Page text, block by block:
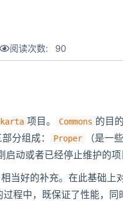
阅读次数: 90
项目。 Commons 的目
分组成：
Proper
（是一
启动或者已经停止维护的项
当好的补充。在此基础上
程中，既保证了性能，同